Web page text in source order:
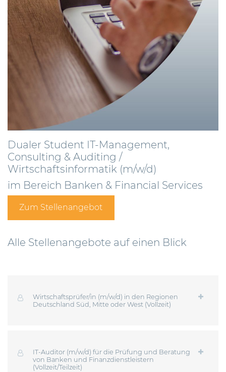
Dualer Student IT-Management,
Consulting & Auditing /
Wirtschaftsinformatik (m/w/d)
im Bereich Banken & Financial Services
Zum Stellenangebot
Alle Stellenangebote auf einen Blick
Wirtschaftsprüfer/in (m/w/d) in den Regionen
Deutschland Süd, Mitte oder West (Vollzeit)
IT-Auditor (m/w/d) für die Prüfung und Beratung
von Banken und Finanzdienstleistern
(Vollzeit/Teilzeit)